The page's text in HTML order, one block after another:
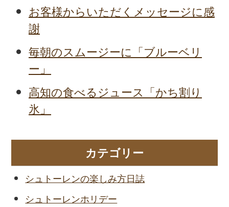
お客様からいただくメッセージに感
謝
毎朝のスムージーに「ブルーベリ
ー」
高知の食べるジュース「かち割り
氷」
カテゴリー
シュトーレンの楽しみ方日誌
シュトーレンホリデー